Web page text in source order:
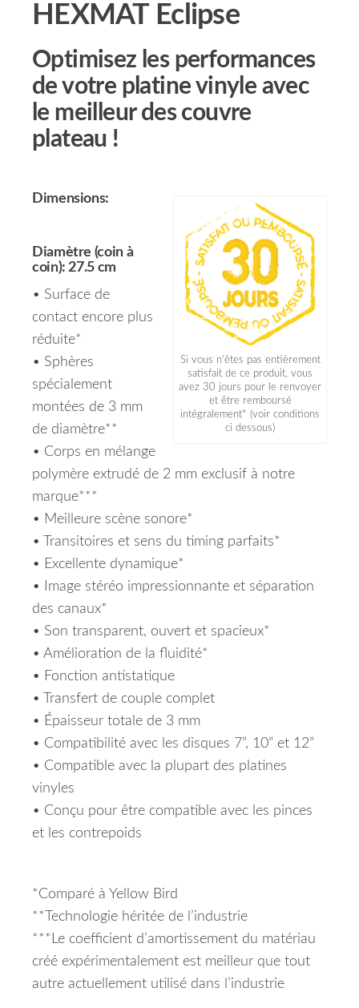
HEXMAT Eclipse
Optimisez les performances
de votre platine vinyle avec
le meilleur des couvre
plateau !
Si vous n’êtes pas entièrement
satisfait de ce produit, vous
avez 30 jours pour le renvoyer
et être remboursé
intégralement* (voir conditions
ci dessous)
Dimensions:
Diamètre (coin à
coin): 27.5 cm
• Surface de
contact encore plus
réduite*
• Sphères
spécialement
montées de 3 mm
de diamètre**
• Corps en mélange
polymère extrudé de 2 mm exclusif à notre
marque***
• Meilleure scène sonore*
• Transitoires et sens du timing parfaits*
• Excellente dynamique*
• Image stéréo impressionnante et séparation
des canaux*
• Son transparent, ouvert et spacieux*
• Amélioration de la fluidité*
• Fonction antistatique
• Transfert de couple complet
• Épaisseur totale de 3 mm
• Compatibilité avec les disques 7”, 10” et 12”
• Compatible avec la plupart des platines
vinyles
• Conçu pour être compatible avec les pinces
et les contrepoids
*Comparé à Yellow Bird
**Technologie héritée de l’industrie
***Le coefficient d’amortissement du matériau
créé expérimentalement est meilleur que tout
autre actuellement utilisé dans l’industrie